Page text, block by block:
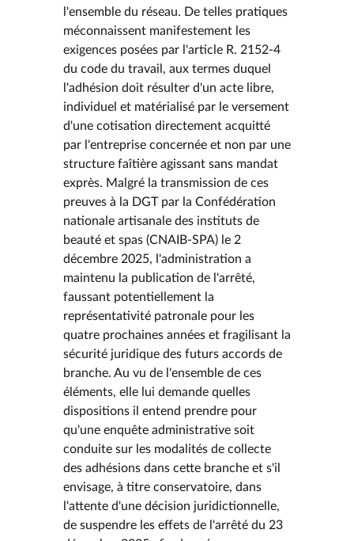
l'ensemble du réseau. De telles pratiques
méconnaissent manifestement les
exigences posées par l'article R. 2152-4
du code du travail, aux termes duquel
l'adhésion doit résulter d'un acte libre,
individuel et matérialisé par le versement
d'une cotisation directement acquitté
par l'entreprise concernée et non par une
structure faîtière agissant sans mandat
exprès. Malgré la transmission de ces
preuves à la DGT par la Confédération
nationale artisanale des instituts de
beauté et spas (CNAIB-SPA) le 2
décembre 2025, l'administration a
maintenu la publication de l'arrêté,
faussant potentiellement la
représentativité patronale pour les
quatre prochaines années et fragilisant la
sécurité juridique des futurs accords de
branche. Au vu de l'ensemble de ces
éléments, elle lui demande quelles
dispositions il entend prendre pour
qu'une enquête administrative soit
conduite sur les modalités de collecte
des adhésions dans cette branche et s'il
envisage, à titre conservatoire, dans
l'attente d'une décision juridictionnelle,
de suspendre les effets de l'arrêté du 23